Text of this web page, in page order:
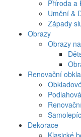
Příroda a
Umění &
Západy
Obrazy
Obrazy
Renovační
Dekorace
Klasické